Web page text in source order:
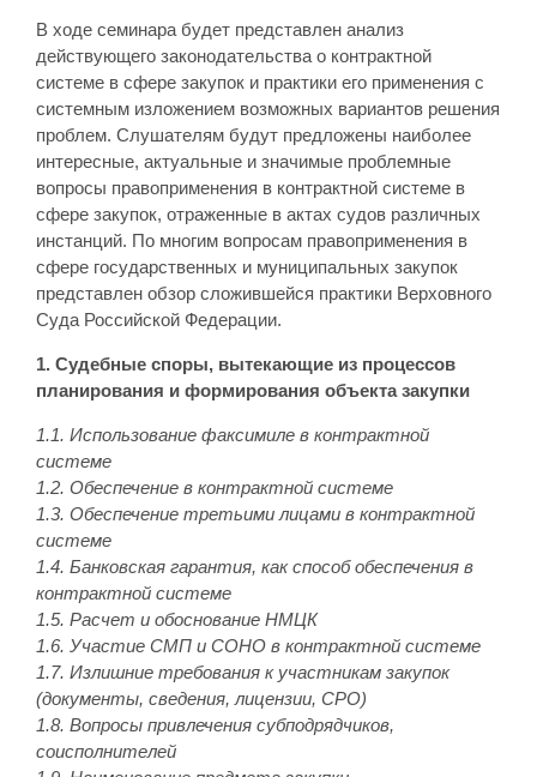
В ходе семинара будет представлен анализ
действующего законодательства о контрактной
системе в сфере закупок и практики его применения с
системным изложением возможных вариантов решения
проблем. Слушателям будут предложены наиболее
интересные, актуальные и значимые проблемные
вопросы правоприменения в контрактной системе в
сфере закупок, отраженные в актах судов различных
инстанций. По многим вопросам правоприменения в
сфере государственных и муниципальных закупок
представлен обзор сложившейся практики Верховного
Суда Российской Федерации.
1. Судебные споры, вытекающие из процессов
планирования и формирования объекта закупки
1.1. Использование факсимиле в контрактной
системе
1.2. Обеспечение в контрактной системе
1.3. Обеспечение третьими лицами в контрактной
системе
1.4. Банковская гарантия, как способ обеспечения в
контрактной системе
1.5. Расчет и обоснование НМЦК
1.6. Участие СМП и СОНО в контрактной системе
1.7. Излишние требования к участникам закупок
(документы, сведения, лицензии, СРО)
1.8. Вопросы привлечения субподрядчиков,
соисполнителей